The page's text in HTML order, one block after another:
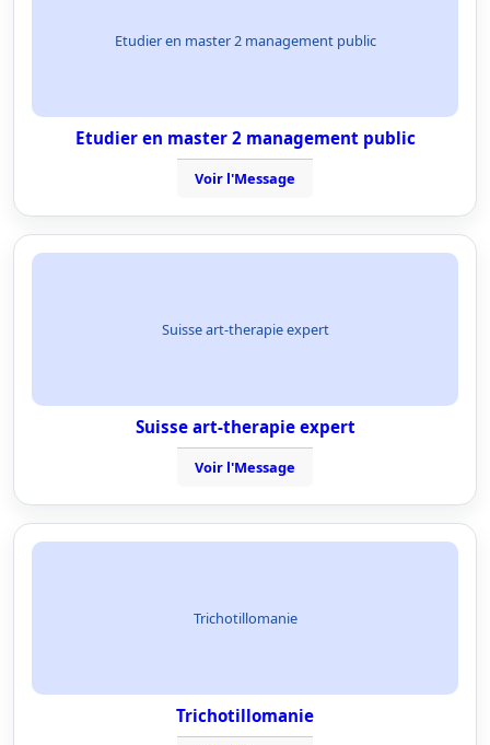
Etudier en master 2 management public
Etudier en master 2 management public
Voir l'Message
Suisse art-therapie expert
Suisse art-therapie expert
Voir l'Message
Trichotillomanie
Trichotillomanie